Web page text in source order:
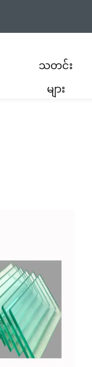
သတင်း
များ